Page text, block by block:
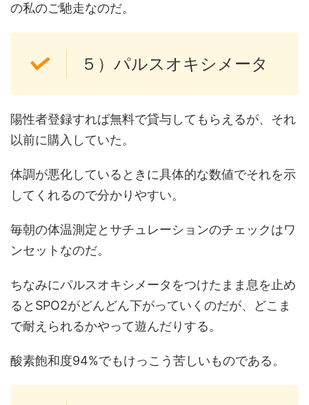
の私のご馳走なのだ。
５）パルスオキシメータ
陽性者登録すれば無料で貸与してもらえるが、それ
以前に購入していた。
体調が悪化しているときに具体的な数値でそれを示
してくれるので分かりやすい。
毎朝の体温測定とサチュレーションのチェックはワ
ンセットなのだ。
ちなみにパルスオキシメータをつけたまま息を止め
るとSPO2がどんどん下がっていくのだが、どこま
で耐えられるかやって遊んだりする。
酸素飽和度94%でもけっこう苦しいものである。